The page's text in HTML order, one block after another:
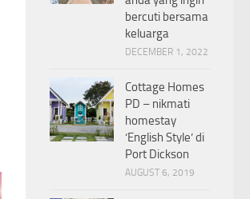
bercuti bersama
keluarga
DECEMBER 1, 2022
Cottage Homes
PD – nikmati
homestay
‘English Style’ di
Port Dickson
AUGUST 6, 2019